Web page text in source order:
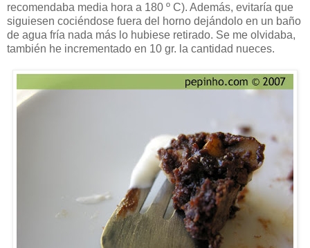
recomendaba media hora a 180 º C). Además, evitaría que
siguiesen cociéndose fuera del horno dejándolo en un baño
de agua fría nada más lo hubiese retirado. Se me olvidaba,
también he incrementado en 10 gr. la cantidad nueces.